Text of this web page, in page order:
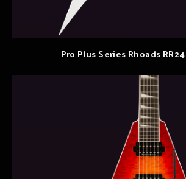
Pro Plus Series Rhoads